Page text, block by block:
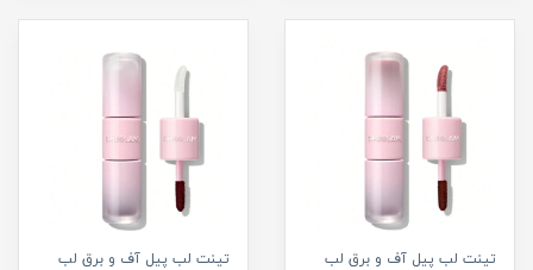
تینت لب پیل آف و برق لب
تینت لب پیل آف و برق لب